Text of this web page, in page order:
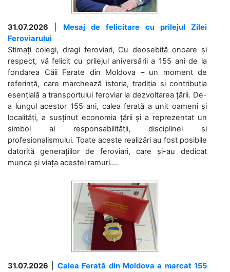
31.07.2026
Mesaj de felicitare cu prilejul Zilei
Feroviarului
Stimați colegi, dragi feroviari, Cu deosebită onoare și
respect, vă felicit cu prilejul aniversării a 155 ani de la
fondarea Căii Ferate din Moldova – un moment de
referință, care marchează istoria, tradiția și contribuția
esențială a transportului feroviar la dezvoltarea țării. De-
a lungul acestor 155 ani, calea ferată a unit oameni și
localități, a susținut economia țării și a reprezentat un
simbol al responsabilității, disciplinei și
profesionalismului. Toate aceste realizări au fost posibile
datorită generațiilor de feroviari, care și-au dedicat
munca și viața acestei ramuri....
31.07.2026
Calea Ferată din Moldova a marcat 155